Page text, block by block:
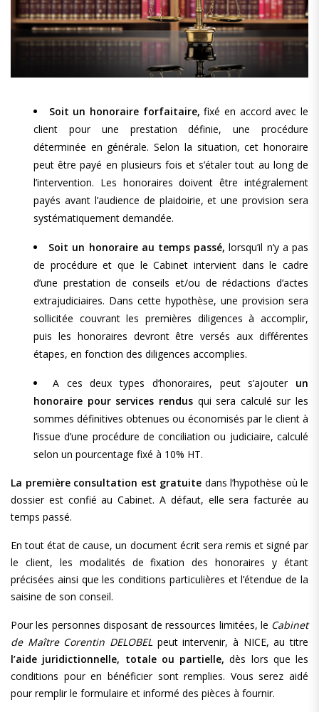
Soit un honoraire forfaitaire, fixé en accord avec le
client pour une prestation définie, une procédure
déterminée en générale. Selon la situation, cet honoraire
peut être payé en plusieurs fois et s’étaler tout au long de
l’intervention. Les honoraires doivent être intégralement
payés avant l’audience de plaidoirie, et une provision sera
systématiquement demandée.
Soit un honoraire au temps passé,lorsqu’il n’y a pas
de procédure et que le Cabinet intervient dans le cadre
d’une prestation de conseils et/ou de rédactions d’actes
extrajudiciaires. Dans cette hypothèse, une provision sera
sollicitée couvrant les premières diligences à accomplir,
puis les honoraires devront être versés aux différentes
étapes, en fonction des diligences accomplies.
A ces deux types d’honoraires, peut s’ajouter un
honoraire pour services rendus qui sera calculé sur les
sommes définitives obtenues ou économisés par le client à
l’issue d’une procédure de conciliation ou judiciaire, calculé
selon un pourcentage fixé à 10% HT.
La première consultation est gratuite dans l’hypothèse où le
dossier est confié au Cabinet. A défaut, elle sera facturée au
temps passé.
En tout état de cause, un document écrit sera remis et signé par
le client, les modalités de fixation des honoraires y étant
précisées ainsi que les conditions particulières et l’étendue de la
saisine de son conseil.
Pour les personnes disposant de ressources limitées, le Cabinet
de Maître Corentin DELOBELpeut intervenir, à NICE, au titre
l’aide juridictionnelle, totale ou partielle, dès lors que les
conditions pour en bénéficier sont remplies. Vous serez aidé
pour remplir le formulaire et informé des pièces à fournir.